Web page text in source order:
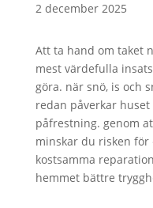
2 december 2025
Att ta hand om taket
mest värdefulla
göra. när snö, is och
redan påverkar
påfrestning. genom
minskar du risken för
kostsamma
hemmet bättre